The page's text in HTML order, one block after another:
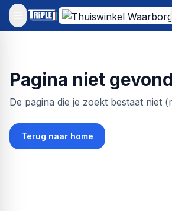
Pagina niet
De pagina die je zoekt bestaat niet
Terug naar home